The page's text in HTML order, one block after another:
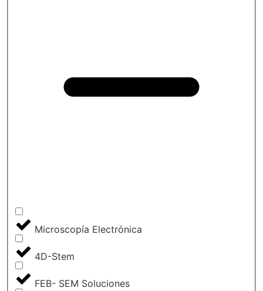
Microscopía Electrónica
4D-Stem
FEB- SEM Soluciones